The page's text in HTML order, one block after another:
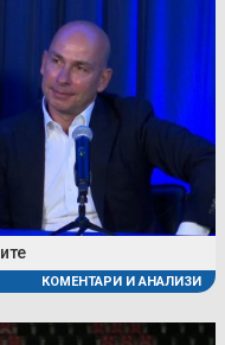
КОМЕНТАРИ И АНАЛИЗИ